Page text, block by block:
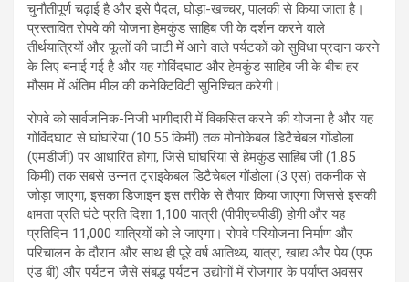
चुनौतीपूर्ण चढ़ाई है और इसे पैदल, घोड़ा-खच्चर, पालकी से किया जाता है।
प्रस्तावित रोपवे की योजना हेमकुंड साहिब जी के दर्शन करने वाले
तीर्थयात्रियों और फूलों की घाटी में आने वाले पर्यटकों को सुविधा प्रदान करने
के लिए बनाई गई है और यह गोविंदघाट और हेमकुंड साहिब जी के बीच हर
मौसम में अंतिम मील की कनेक्टिविटी सुनिश्चित करेगी।
रोपवे को सार्वजनिक-निजी भागीदारी में विकसित करने की योजना है और यह
गोविंदघाट से घांघरिया (10.55 किमी) तक मोनोकेबल डिटैचेबल गोंडोला
(एमडीजी) पर आधारित होगा, जिसे घांघरिया से हेमकुंड साहिब जी (1.85
किमी) तक सबसे उन्नत ट्राइकेबल डिटैचेबल गोंडोला (3 एस) तकनीक से
जोड़ा जाएगा, इसका डिजाइन इस तरीके से तैयार किया जाएगा जिससे इसकी
क्षमता प्रति घंटे प्रति दिशा 1,100 यात्री (पीपीएचपीडी) होगी और यह
प्रतिदिन 11,000 यात्रियों को ले जाएगा। रोपवे परियोजना निर्माण और
परिचालन के दौरान और साथ ही पूरे वर्ष आतिथ्य, यात्रा, खाद्य और पेय (एफ
एंड बी) और पर्यटन जैसे संबद्ध पर्यटन उद्योगों में रोजगार के पर्याप्त अवसर